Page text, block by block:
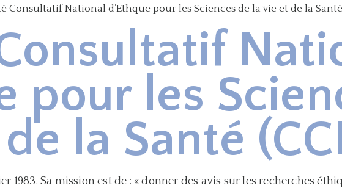
Consultatif National d’Ethque pour les Sciences de la vie et de la Santé
pour les
la Santé
1983. Sa mission est de : « donner des avis sur les recherches